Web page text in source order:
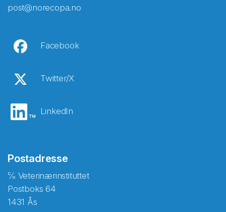
post@norecopa.no
Facebook
Twitter/X
LinkedIn
Postadresse
℅ Veterinærinstituttet
Postboks 64
1431 Ås